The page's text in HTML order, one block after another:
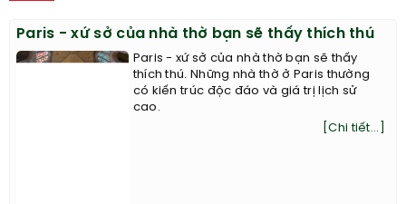
Paris - xứ sở của nhà thờ bạn sẽ thấy thích thú
Paris - xứ sở của nhà thờ bạn sẽ thấy
thích thú. Những nhà thờ ở Paris thường
có kiến trúc độc đáo và giá trị lịch sử
cao.
[Chi tiết...]